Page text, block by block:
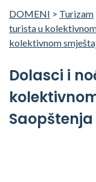
DOMENI > Turizam
turista u
kolektivnom
Dolasci i
Saopštenja